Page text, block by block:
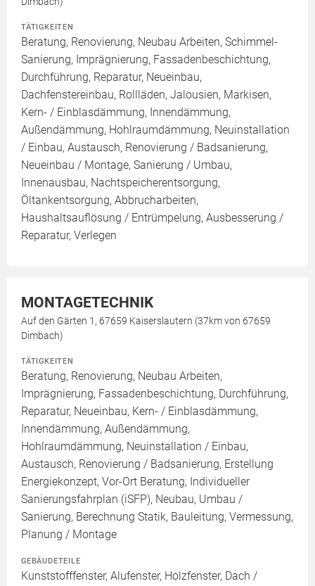
TÄTIGKEITEN
Beratung, Renovierung, Neubau Arbeiten, Schimmel-
Sanierung, Imprägnierung, Fassadenbeschichtung,
Durchführung, Reparatur, Neueinbau,
Dachfenstereinbau, Rollläden, Jalousien, Markisen,
Kern- / Einblasdämmung, Innendämmung,
Außendämmung, Hohlraumdämmung, Neuinstallation
/ Einbau, Austausch, Renovierung / Badsanierung,
Neueinbau / Montage, Sanierung / Umbau,
Innenausbau, Nachtspeicherentsorgung,
Öltankentsorgung, Abbrucharbeiten,
Haushaltsauflösung / Entrümpelung, Ausbesserung /
Reparatur, Verlegen
MONTAGETECHNIK
Auf den Gärten 1, 67659 Kaiserslautern (37km von 67659
Dimbach)
TÄTIGKEITEN
Beratung, Renovierung, Neubau Arbeiten,
Imprägnierung, Fassadenbeschichtung, Durchführung,
Reparatur, Neueinbau, Kern- / Einblasdämmung,
Innendämmung, Außendämmung,
Hohlraumdämmung, Neuinstallation / Einbau,
Austausch, Renovierung / Badsanierung, Erstellung
Energiekonzept, Vor-Ort Beratung, Individueller
Sanierungsfahrplan (iSFP), Neubau, Umbau /
Sanierung, Berechnung Statik, Bauleitung, Vermessung,
Planung / Montage
GEBÄUDETEILE
Kunststofffenster, Alufenster, Holzfenster, Dach /